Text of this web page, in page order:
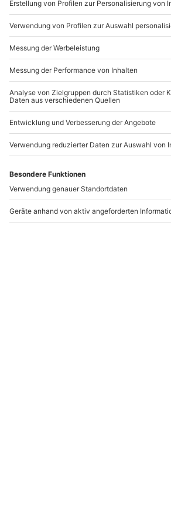
Zuschauer möglich (kostenlos)
www.b2b.mydays.de/
Andere Produkte entdecken
Sportbikertraining
Schönwald
Quad